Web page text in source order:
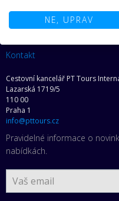
Najděte svoji loď snů
Kontakt
Cestovní kancelář PT Tours
Lazarská 1719/5
110 00
Praha 1
info@pttours.cz
Pravidelné informace o
nabídkách.
NE, UPRAV